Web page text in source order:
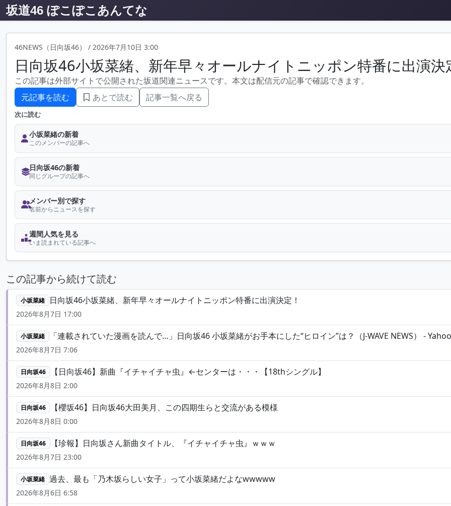
坂道46 ぽこぽこあんてな
46NEWS（日向坂46） / 2026年7月10日 3:00
日向坂46小坂菜緒、新年早々オールナイトニッポン特番に出演決
この記事は外部サイトで公開された坂道関連ニュースです。本文は配信元の記事で確認できます。
元記事を読む
あとで読む 記事一覧へ戻る
次に読む
小坂菜緒の新着
このメンバーの記事へ
日向坂46の新着
同じグループの記事へ
メンバー別で探す
名前からニュースを探す
週間人気を見る
いま読まれている記事へ
この記事から続けて読む
小坂菜緒 日向坂46小坂菜緒、新年早々オールナイトニッポン特番に出演決定！
2026年8月7日 17:00
小坂菜緒 「連載されていた漫画を読んで…」日向坂46 小坂菜緒がお手本にした“ヒロイン”は？（J-WAVE NEWS） -
2026年8月7日 7:06
日向坂46 【日向坂46】新曲『イチャイチャ虫』←センターは・・・【18thシングル】
2026年8月8日 2:00
日向坂46 【櫻坂46】日向坂46大田美月、この四期生らと交流がある模様
2026年8月8日 0:00
日向坂46 【珍報】日向坂さん新曲タイトル、『イチャイチャ虫』ｗｗｗ
2026年8月7日 23:00
小坂菜緒 過去、最も「乃木坂らしい女子」って小坂菜緒だよなwwwww
2026年8月6日 6:58